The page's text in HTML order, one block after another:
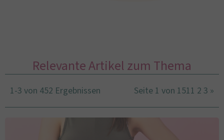
Relevante Artikel zum Thema
1-3 von 452 Ergebnissen Seite 1 von 1511 2 3 »